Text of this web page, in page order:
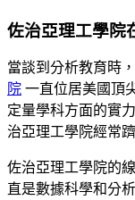
佐治亞理工學院
當談到分析教育時
院 一直位居美國頂
定量學科方面的實
治亞理工學院經常
佐治亞理工學院的
直是數據科學和分